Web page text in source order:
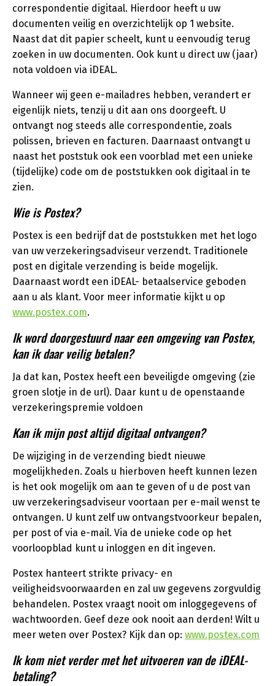
correspondentie digitaal. Hierdoor heeft u uw
documenten veilig en overzichtelijk op 1 website.
Naast dat dit papier scheelt, kunt u eenvoudig terug
zoeken in uw documenten. Ook kunt u direct uw (jaar)
nota voldoen via iDEAL.
Wanneer wij geen e-mailadres hebben, verandert er
eigenlijk niets, tenzij u dit aan ons doorgeeft. U
ontvangt nog steeds alle correspondentie, zoals
polissen, brieven en facturen. Daarnaast ontvangt u
naast het poststuk ook een voorblad met een unieke
(tijdelijke) code om de poststukken ook digitaal in te
zien.
Wie is Postex?
Postex is een bedrijf dat de poststukken met het logo
van uw verzekeringsadviseur verzendt. Traditionele
post en digitale verzending is beide mogelijk.
Daarnaast wordt een iDEAL- betaalservice geboden
aan u als klant. Voor meer informatie kijkt u op
www.postex.com.
Ik word doorgestuurd naar een omgeving van Postex,
kan ik daar veilig betalen?
Ja dat kan, Postex heeft een beveiligde omgeving (zie
groen slotje in de url). Daar kunt u de openstaande
verzekeringspremie voldoen
Kan ik mijn post altijd digitaal ontvangen?
De wijziging in de verzending biedt nieuwe
mogelijkheden. Zoals u hierboven heeft kunnen lezen
is het ook mogelijk om aan te geven of u de post van
uw verzekeringsadviseur voortaan per e-mail wenst te
ontvangen. U kunt zelf uw ontvangstvoorkeur bepalen,
per post of via e-mail. Via de unieke code op het
voorloopblad kunt u inloggen en dit ingeven.
Postex hanteert strikte privacy- en
veiligheidsvoorwaarden en zal uw gegevens zorgvuldig
behandelen. Postex vraagt nooit om inloggegevens of
wachtwoorden. Geef deze ook nooit aan derden! Wilt u
meer weten over Postex? Kijk dan op: www.postex.com
Ik kom niet verder met het uitvoeren van de iDEAL-
betaling?